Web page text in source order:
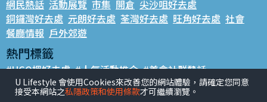
網民熱話 活動展覽 市集 開倉 尖沙咀好去處
銅鑼灣好去處 元朗好去處 荃灣好去處 旺角好去處 社會
餐廳情報 戶外郊遊
熱門標籤
#UGO搵好去處 #人氣活動推介 #美食社群熱話
#親子玩樂好去處 #ULifestyle應用程式 #限時搶
#UJetso禮物放送 #ULifestyle商戶中心 #著數
U Lifestyle 會使用Cookies來改善您的網站體驗，請確定您同意
接受本網站之私隱政策和使用條款才可繼續瀏覽。